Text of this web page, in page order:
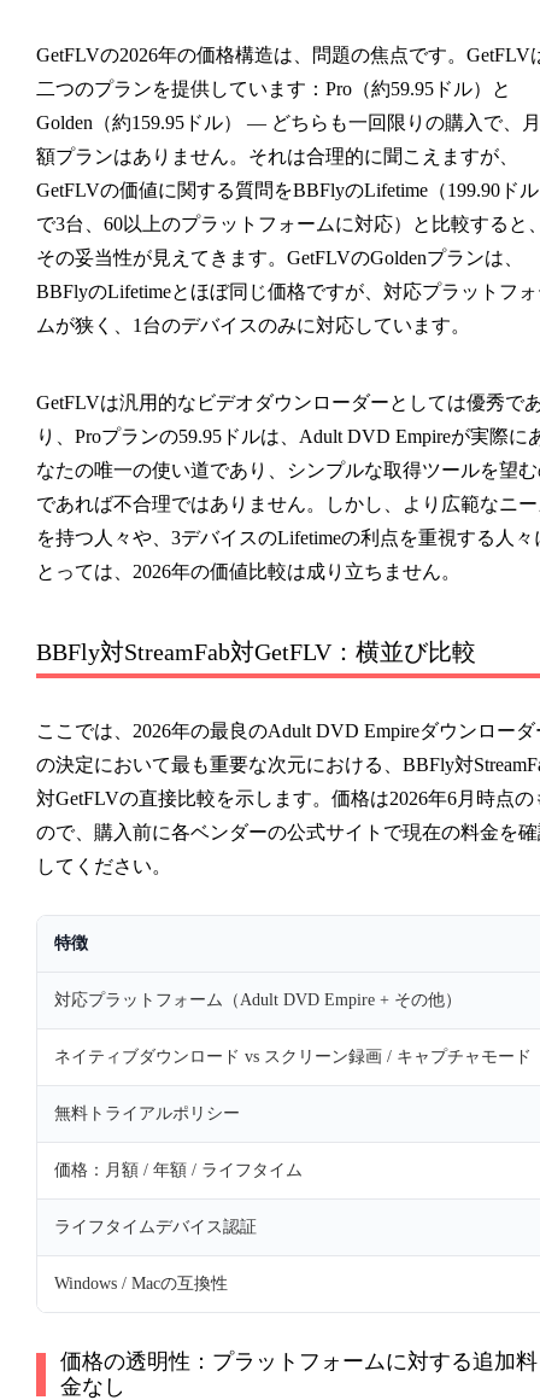
GetFLVの2026年の価格構造は、問題の焦点です。GetFLV
二つのプランを提供しています：Pro（約59.95ドル）と
Golden（約159.95ドル） — どちらも一回限りの購入で、月
額プランはありません。それは合理的に聞こえますが、
GetFLVの価値に関する質問をBBFlyのLifetime（199.90ドル
で3台、60以上のプラットフォームに対応）と比較すると
その妥当性が見えてきます。GetFLVのGoldenプランは、
BBFlyのLifetimeとほぼ同じ価格ですが、対応プラットフ
ムが狭く、1台のデバイスのみに対応しています。
GetFLVは汎用的なビデオダウンローダーとしては優秀で
り、Proプランの59.95ドルは、Adult DVD Empireが実際に
なたの唯一の使い道であり、シンプルな取得ツールを望
であれば不合理ではありません。しかし、より広範なニ
を持つ人々や、3デバイスのLifetimeの利点を重視する人々
とっては、2026年の価値比較は成り立ちません。
BBFly対StreamFab対GetFLV：横並び比較
ここでは、2026年の最良のAdult DVD Empireダウンローダ
の決定において最も重要な次元における、BBFly対
対GetFLVの直接比較を示します。価格は2026年6月時点の
ので、購入前に各ベンダーの公式サイトで現在の料金を
してください。
特徴
対応プラットフォーム（Adult DVD Empire + その他）
ネイティブダウンロード vs スクリーン録画 / キャプチャモード
無料トライアルポリシー
価格：月額 / 年額 / ライフタイム
ライフタイムデバイス認証
Windows / Macの互換性
価格の透明性：プラットフォームに対する追加料
金なし